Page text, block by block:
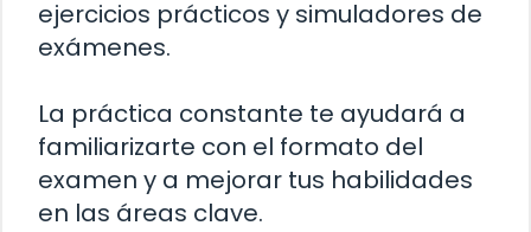
ejercicios prácticos y simuladores de
exámenes.
La práctica constante te ayudará a
familiarizarte con el formato del
examen y a mejorar tus habilidades
en las áreas clave.